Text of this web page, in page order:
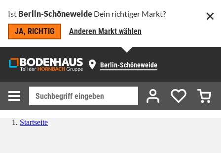
Ist Berlin-Schöneweide Dein richtiger Markt?
JA, RICHTIG
Anderen Markt wählen
Berlin-Schöneweide
Startseite